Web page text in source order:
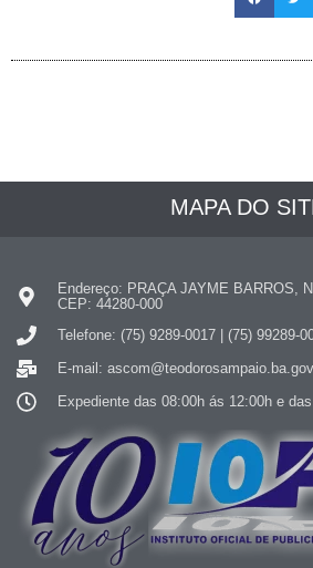
MAPA DO
Endereço: PRAÇA JAYME BARROS,
CEP: 44280-000
Telefone: (75) 9289-0017 | (75) 99289-
E-mail:
Expediente das 08:00h ás 12:00h e